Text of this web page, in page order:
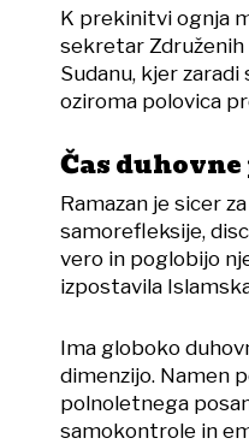
K prekinitvi ognja
sekretar Združenih
Sudanu, kjer
oziroma polovica
Čas
Ramazan je sicer
samorefleksije,
vero in poglobijo
izpostavila
Ima globoko
dimenzijo. Namen
polnoletnega
samokontrole in